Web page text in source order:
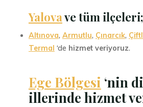
Yalovave tüm ilçeleri;
Altınova,Armutlu, Çınarcık,
Termal ‘de hizmet veriyoruz.
Ege Bölgesi ‘nin
illerinde hizmet